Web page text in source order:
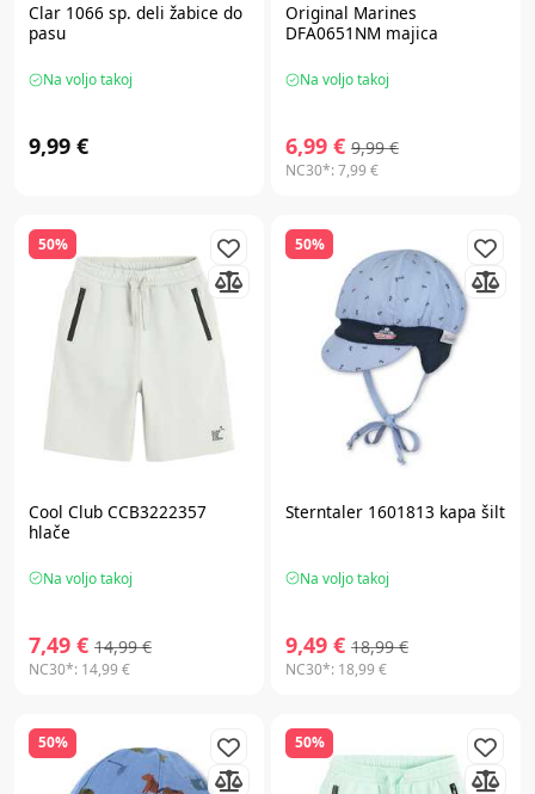
Clar 1066 sp. deli žabice do
pasu
Na voljo takoj
9,99 €
Original Marines
DFA0651NM majica
Na voljo takoj
6,99 € 9,99 €
NC30*:7,99 €
50%
Cool Club CCB3222357
hlače
Na voljo takoj
7,49 € 14,99 €
NC30*: 14,99 €
50%
Sterntaler 1601813 kapa šilt
Na voljo takoj
9,49 € 18,99 €
NC30*: 18,99 €
50% 50%